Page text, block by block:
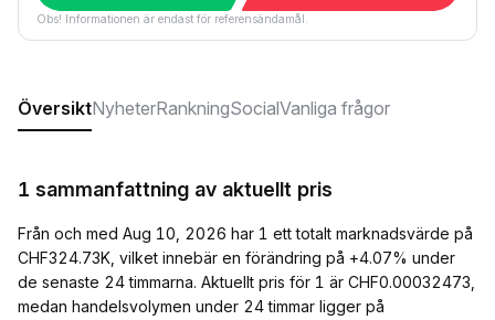
Obs! Informationen är endast för referensändamål.
ÖversiktNyheterRankningSocialVanliga frågor
1 sammanfattning av aktuellt pris
Från och med Aug 10, 2026 har 1 ett totalt marknadsvärde på
CHF324.73K, vilket innebär en förändring på +4.07% under
de senaste 24 timmarna. Aktuellt pris för 1 är CHF0.00032473,
medan handelsvolymen under 24 timmar ligger på